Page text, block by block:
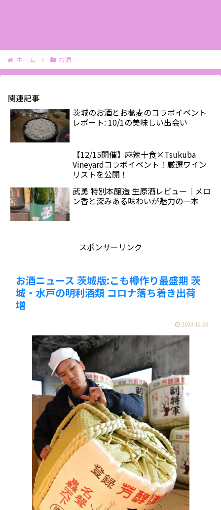
ホーム お酒
関連記事
茨城のお酒とお蕎麦のコラボイベント
レポート: 10/1の美味しい出会い
【12/15開催】麻辣十食×Tsukuba
Vineyardコラボイベント！厳選ワイン
リストを公開！
武勇 特別本醸造 生原酒レビュー｜メロ
ン香と深みある味わいが魅力の一本
スポンサーリンク
お酒ニュース 茨城版:こも樽作り最盛期 茨
城・水戸の明利酒類 コロナ落ち着き出荷
増
2023.12.26